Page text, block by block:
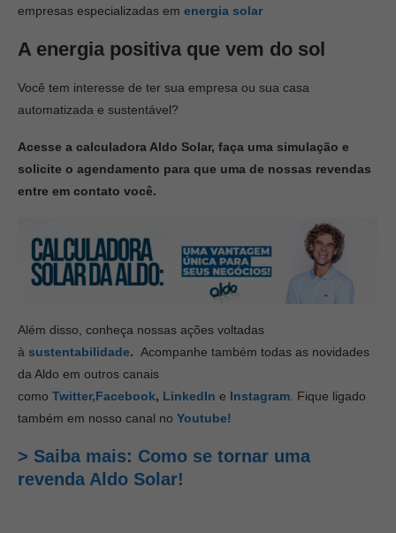
empresas especializadas em energia solar
A energia positiva que vem do sol
Você tem interesse de ter sua empresa ou sua casa
automatizada e sustentável?
Acesse a calculadora Aldo Solar, faça uma simulação e
solicite o agendamento para que uma de nossas revendas
entre em contato você.
Além disso, conheça nossas ações voltadas
à sustentabilidade. Acompanhe também todas as novidades
da Aldo em outros canais
como Twitter,Facebook, LinkedIn e Instagram . Fique ligado
também em nosso canal no Youtube!
> Saiba mais: Como se tornar uma
revenda Aldo Solar!